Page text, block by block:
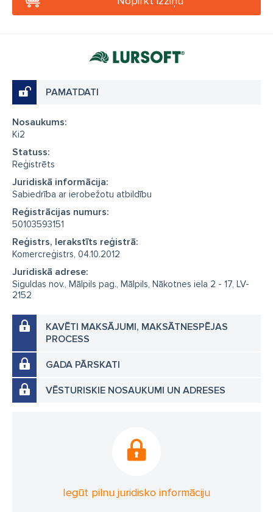
PAMATDATI
Nosaukums:
Ki2
Statuss:
Reģistrēts
Juridiskā informācija:
Sabiedrība ar ierobežotu atbildību
Reģistrācijas numurs:
50103593151
Reģistrs, Ierakstīts reģistrā:
Komercreģistrs, 04.10.2012
Juridiskā adrese:
Siguldas nov., Mālpils pag., Mālpils, Nākotnes iela 2 - 17, LV-
2152
KAVĒTI MAKSĀJUMI, MAKSĀTNESPĒJAS
PROCESS
GADA PĀRSKATI
VĒSTURISKIE NOSAUKUMI UN ADRESES
Iegūt pilnu juridisko informāciju